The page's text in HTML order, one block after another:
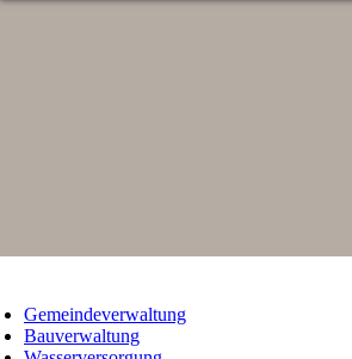
Gemeindeverwaltung
Bauverwaltung